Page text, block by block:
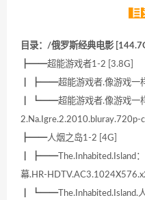
目录：/俄罗斯经典电影
┣━━超能游戏者1-2 [3.8G]
┃ ┣━━超能游戏者.像游戏一
┃ ┗━━超能游戏者.像游戏一
2.Na.Igre.2.2010.bluray.720p-
┣━━人烟之岛1-2 [4G]
┃ ┣━━The.Inhabited.Island：
幕.HR-
┃ ┗━━The.Inhabited.Island.